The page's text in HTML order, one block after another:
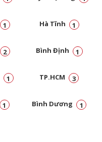
1 Hà Tĩnh 1
2 Bình Định 1
1 TP.HCM 3
1 Bình Dương 1